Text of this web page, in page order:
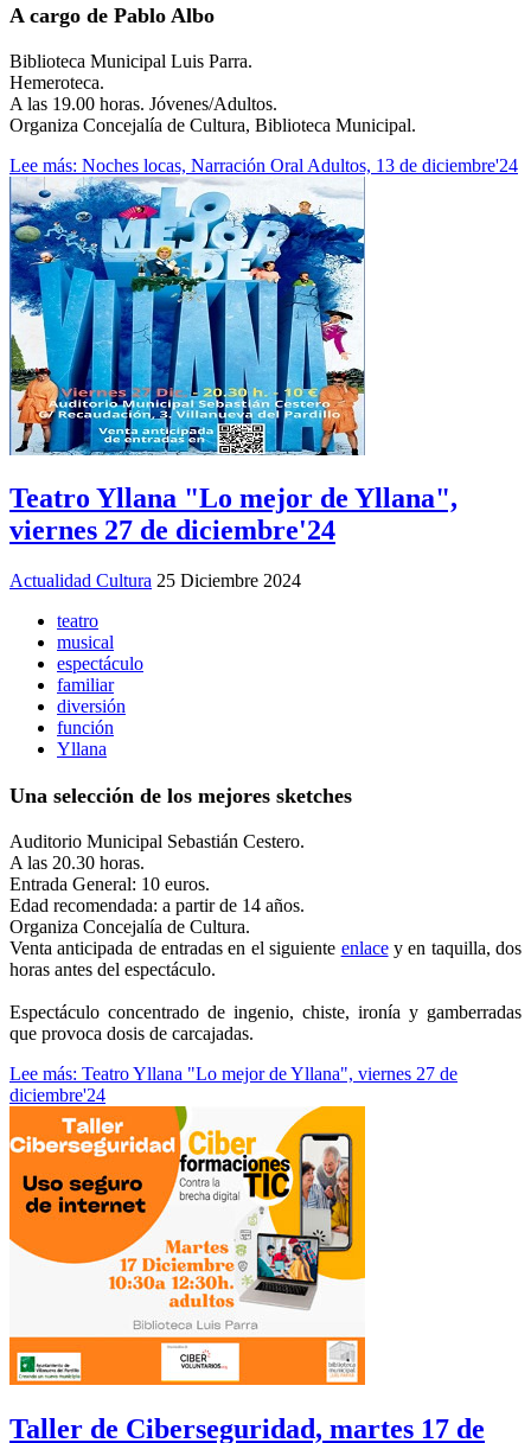
A cargo de Pablo Albo
Biblioteca Municipal Luis Parra.
Hemeroteca.
A las 19.00 horas. Jóvenes/Adultos.
Organiza Concejalía de Cultura, Biblioteca Municipal.
Lee más: Noches locas, Narración Oral Adultos, 13 de diciembre'24
Teatro Yllana "Lo mejor de Yllana",
viernes 27 de diciembre'24
Actualidad Cultura 25 Diciembre 2024
teatro
musical
espectáculo
familiar
diversión
función
Yllana
Una selección de los mejores sketches
Auditorio Municipal Sebastián Cestero.
A las 20.30 horas.
Entrada General: 10 euros.
Edad recomendada: a partir de 14 años.
Organiza Concejalía de Cultura.
Venta anticipada de entradas en el siguiente enlacey en taquilla, dos
horas antes del espectáculo.
Espectáculo concentrado de ingenio, chiste, ironía y gamberradas
que provoca dosis de carcajadas.
Lee más: Teatro Yllana "Lo mejor de Yllana", viernes 27 de
diciembre'24
Taller de Ciberseguridad, martes 17 de